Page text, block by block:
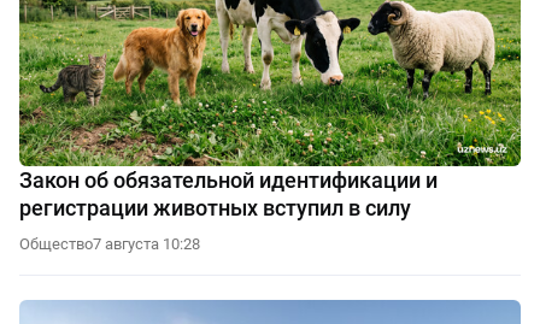
Закон об обязательной идентификации и
регистрации животных вступил в силу
Общество7 августа 10:28